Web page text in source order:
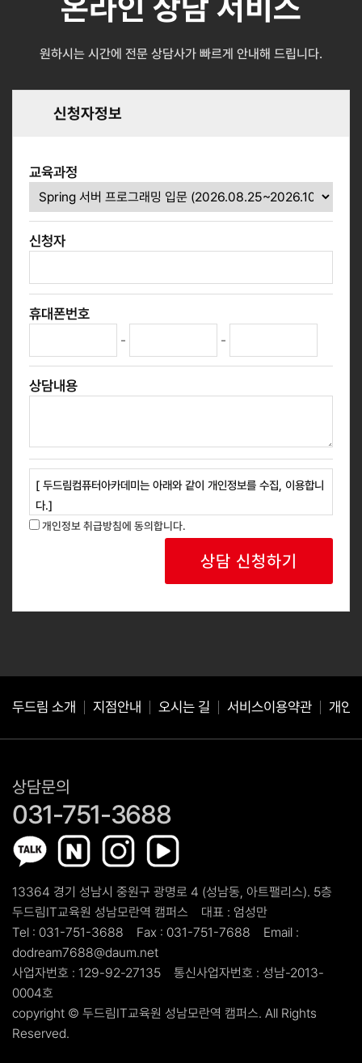
원하시는 시간에 전문 상담사가 빠르게 안내해 드립니다.
신청자정보
교육과정
신청자
휴대폰번호
- -
상담내용
[ 두드림컴퓨터아카데미는 아래와 같이 개인정보를 수집, 이용합니
다.]
1. 개인정보 수집 목적 : 교육과정 안내, 신규 과정 홍보 등 광고성
3. 보유 및 이용기간: 회사는 개인정보 수집 및 사용 목적 완료 후
개인정보 취급방침에 동의합니다.
두드림 소개 지점안내 오시는 길 서비스이용약관 개인
상담문의
031-751-3688
13364 경기 성남시 중원구 광명로 4 (성남동, 아트팰리스). 5층
두드림IT교육원 성남모란역 캠퍼스
대표 : 엄성만
Tel : 031-751-3688 Fax : 031-751-7688
Email :
dodream7688@daum.net
사업자번호 : 129-92-27135 통신사업자번호 : 성남-2013-
0004호
copyright © 두드림IT교육원 성남모란역 캠퍼스. All Rights
Reserved.